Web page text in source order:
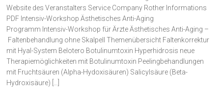
Website des Veranstalters Service Company Rother Informations
PDF Intensiv-Workshop Ästhetisches Anti-Aging
Programm Intensiv-Workshop für Ärzte Ästhetisches Anti-Aging –
Faltenbehandlung ohne Skalpell Themenübersicht Faltenkorrektur
mit Hyal-System Belotero Botulinumtoxin Hyperhidrosis neue
Therapiemöglichkeiten mit Botulinumtoxin Peelingbehandlungen
mit Fruchtsäuren (Alpha-Hydoxisäuren) Salicylsäure (Beta-
Hydroxisäure) […]